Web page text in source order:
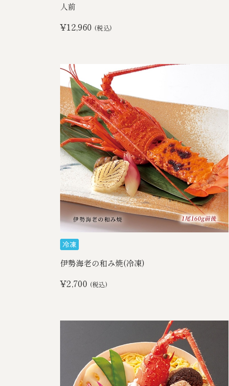
人前
¥12,960 (税込)
伊勢海老の和み焼(冷凍)
¥2,700 (税込)